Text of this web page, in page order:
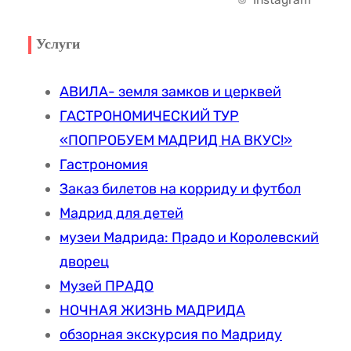
Ь
Я
К
А
Я
В
Ы
А
К
А
F
Н
А
Я
С
А
С
Н
О
С
Услуги
АВИЛА- земля замков и церквей
ГАСТРОНОМИЧЕСКИЙ ТУР
«ПОПРОБУЕМ МАДРИД НА ВКУС!»
Гастрономия
Заказ билетов на корриду и футбол
Мадрид для детей
музеи Мадрида: Прадо и Королевский
дворец
Музей ПРАДО
НОЧНАЯ ЖИЗНЬ МАДРИДА
обзорная экскурсия по Мадриду